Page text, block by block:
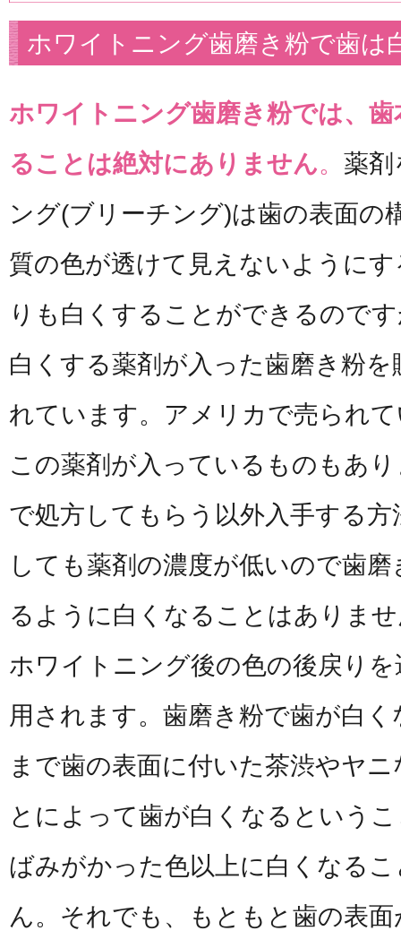
ホワイトニング歯磨き粉で歯は
ホワイトニング歯磨き粉では、
ることは絶対にありません。 薬
ング(ブリーチング)は歯の表面の
質の色が透けて見えないように
りも白くすることができるので
白くする薬剤が入った歯磨き粉
れています。アメリカで売られ
この薬剤が入っているものもあ
で処方してもらう以外入手する
しても薬剤の濃度が低いので歯
るように白くなることはありま
ホワイトニング後の色の後戻り
用されます。歯磨き粉で歯が白
まで歯の表面に付いた茶渋やヤ
とによって歯が白くなるという
ばみがかった色以上に白くなる
ん。それでも、もともと歯の表